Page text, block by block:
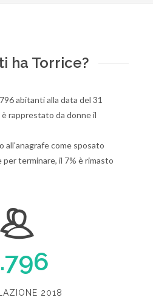
ha Torrice?
abitanti alla data del 31
rapprestato da donne il
all'anagrafe come sposato
per terminare, il 7% è rimasto
2018